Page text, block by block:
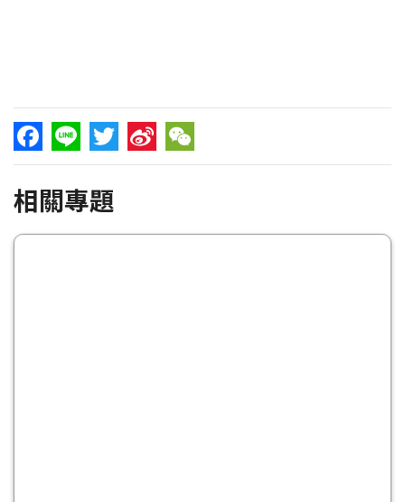
Facebook
Line TwitterSina WeChat
相關專題